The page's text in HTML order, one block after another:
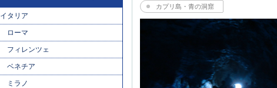
イタリア
ローマ
フィレンツェ
ベネチア
ミラノ
カプリ島・青の洞窟